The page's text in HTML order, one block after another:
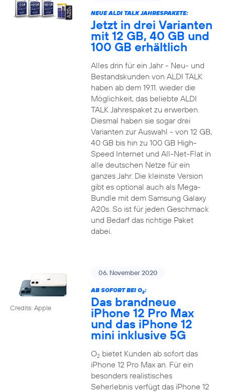
NEUE ALDI TALK JAHRESPAKETE:
Jetzt in drei Varianten
mit 12 GB, 40 GB und
100 GB erhältlich
Alles drin für ein Jahr - Neu- und
Bestandskunden von ALDI TALK
haben ab dem 19.11. wieder die
Möglichkeit, das beliebte ALDI
TALK Jahrespaket zu erwerben.
Diesmal haben sie sogar drei
Varianten zur Auswahl - von 12 GB,
40 GB bis hin zu 100 GB High-
Speed Internet und All-Net-Flat in
alle deutschen Netze für ein
ganzes Jahr. Die kleinste Version
gibt es optional auch als Mega-
Bundle mit dem Samsung Galaxy
A20s. So ist für jeden Geschmack
und Bedarf das richtige Paket
dabei.
Credits: Apple
06. November 2020
AB SOFORT BEI O2:
Das brandneue
iPhone 12 Pro Max
und das iPhone 12
mini inklusive 5G
O2bietet Kunden ab sofort das
iPhone 12 Pro Max an. Für ein
besonders realistisches
Seherlebnis verfügt das iPhone 12